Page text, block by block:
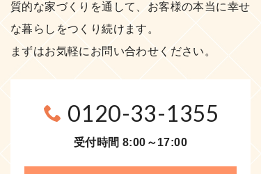
質的な家づくりを通して、お客様の本当に幸せ
な暮らしをつくり続けます。
まずはお気軽にお問い合わせください。
0120-33-1355
受付時間 8:00～17:00